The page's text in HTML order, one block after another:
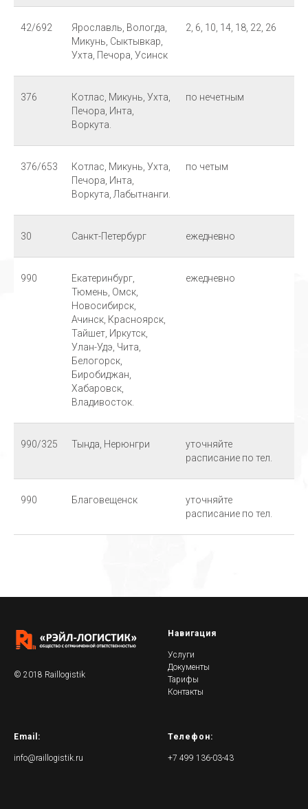
42/692
Ярославль, Вологда,
Микунь, Сыктывкар,
Ухта, Печора, Усинск
2, 6, 10, 14, 18, 22, 26
376
Котлас, Микунь, Ухта,
Печора, Инта,
Воркута.
по нечетным
376/653
Котлас, Микунь, Ухта,
Печора, Инта,
Воркута, Лабытнанги.
по четым
30 Санкт-Петербург ежедневно
990
Екатеринбург,
Тюмень, Омск,
Новосибирск,
Ачинск, Красноярск,
Тайшет, Иркутск,
Улан-Удэ, Чита,
Белогорск,
Биробиджан,
Хабаровск,
Владивосток.
ежедневно
990/325 Тында, Нерюнгри
уточняйте
расписание по тел.
990 Благовещенск
уточняйте
расписание по тел.
© 2018 Raillogistik
Навигация
Услуги
Документы
Тарифы
Контакты
Email:
info@raillogistik.ru
Телефон:
+7 499 136-03-43